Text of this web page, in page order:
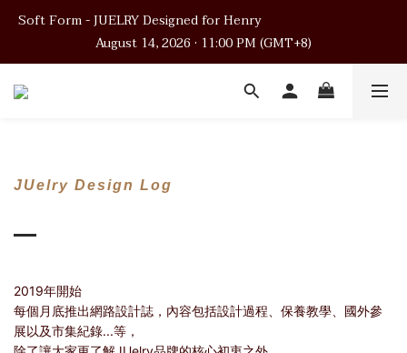
Soft Form - JUELRY Designed for Henry
August 14, 2026 · 11:00 PM (GMT+8)
Soft Form - JUELRY Designed for Henry
August 14, 2026 · 11:00 PM (GMT+8)
Worldwide Shipping
JUelry Design Log
2019年開始
每個月底推出網路設計誌，內容包括設計過程、保養教學、國外參
展以及市集紀錄...等，